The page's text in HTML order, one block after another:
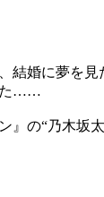
結婚に夢を
た……
』の“乃木坂